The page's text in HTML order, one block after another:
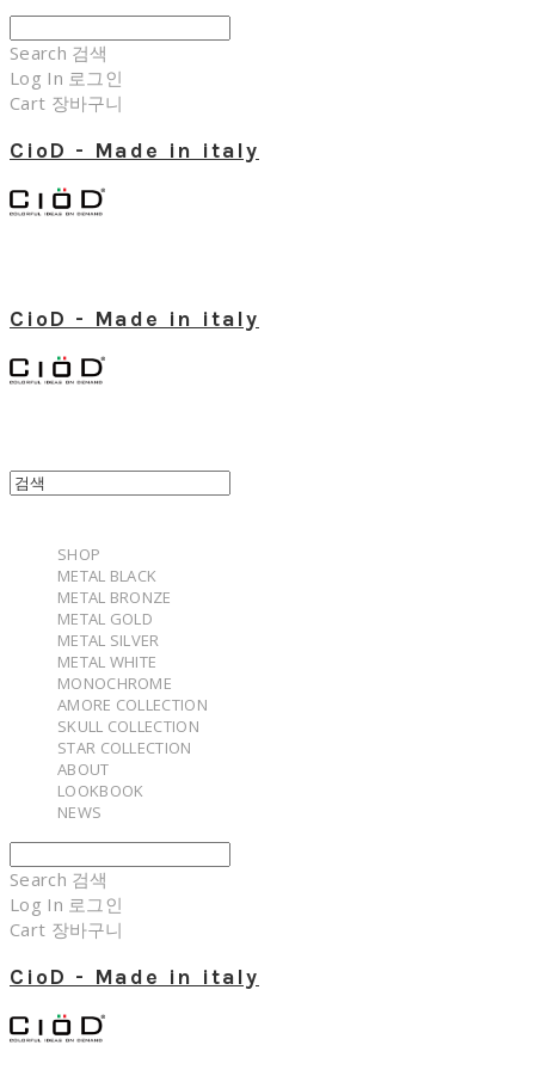
Search 검색
Log In 로그인
Cart 장바구니
CioD - Made in italy
CioD - Made in italy
SHOP
METAL BLACK
METAL BRONZE
METAL GOLD
METAL SILVER
METAL WHITE
MONOCHROME
AMORE COLLECTION
SKULL COLLECTION
STAR COLLECTION
ABOUT
LOOKBOOK
NEWS
Search 검색
Log In 로그인
Cart 장바구니
CioD - Made in italy